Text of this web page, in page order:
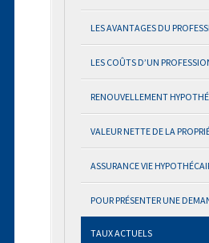
LES AVANTAGES DU
LES COÛTS D’UN
RENOUVELLEMENT
VALEUR NETTE DE LA
ASSURANCE VIE
POUR PRÉSENTER UNE
TAUX ACTUELS